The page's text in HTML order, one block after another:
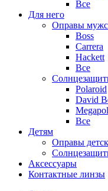
Все
Для него
Оправы
Boss
Carrera
Hackett
Все
Polaroid
David
Все
Детям
Оправы
Аксессуары
Контактные линзы